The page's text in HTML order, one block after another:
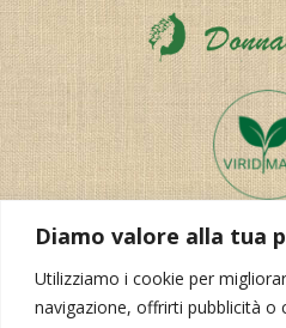
Diamo valore alla tua
Utilizziamo i cookie per
navigazione, offrirti pubblicità o